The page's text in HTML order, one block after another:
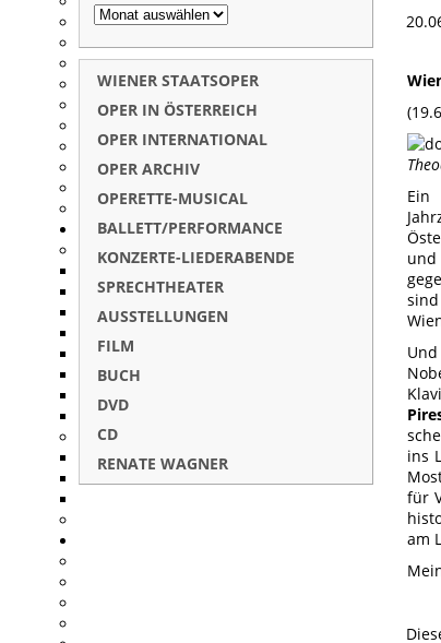
Ein
ins
für
am
WIENER STAATSOPER
OPER IN ÖSTERREICH
OPER INTERNATIONAL
OPER ARCHIV
OPERETTE-MUSICAL
BALLETT/PERFORMANCE
KONZERTE-LIEDERABENDE
SPRECHTHEATER
AUSSTELLUNGEN
FILM
BUCH
DVD
CD
RENATE WAGNER